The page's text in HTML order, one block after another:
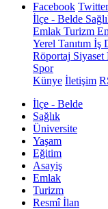
Facebook Twitter
İlçe - Belde
Emlak Turizm
Yerel Tanıtım İş
Röportaj Siyaset
Spor
Künye İletişim
İlçe - Belde
Sağlık
Üniversite
Yaşam
Eğitim
Asayiş
Emlak
Turizm
Resmî İlan